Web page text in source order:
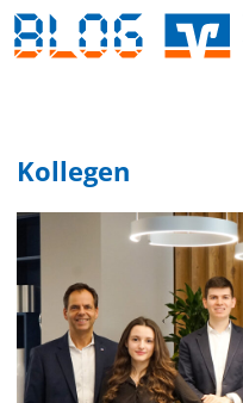
Kollegen